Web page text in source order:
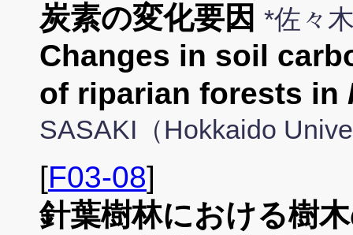
炭素の変化要因 *佐々
Changes in soil
of riparian forests in
SASAKI（Hokkaido
[F03-08]
針葉樹林における樹